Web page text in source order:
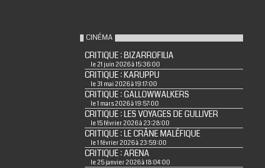
CINÉMA
CRITIQUE : BIZARROFILIA
le 21 juin 2026 à 15:36:00
CRITIQUE : KARUPPU
le 31 mai 2026 à 19:17:00
CRITIQUE : GALLOWWALKERS
le 1 mars 2026 à 19:57:00
CRITIQUE : LES VOYAGES DE GULLIVER
le 15 février 2026 à 23:28:00
CRITIQUE : LE CRÂNE MALÉFIQUE
le 1 février 2026 à 23:59:00
CRITIQUE : ARENA
le 25 janvier 2026 à 18:04:00